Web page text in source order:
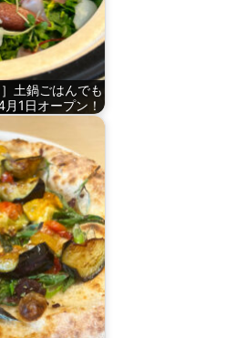
土鍋ごはんでも
1日オープン！